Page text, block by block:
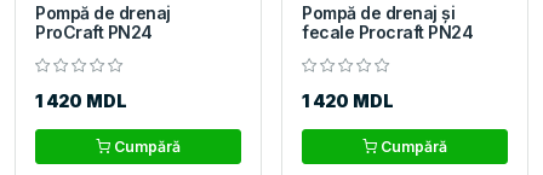
Pompă de drenaj
ProCraft PN24
1 420 MDL
Cumpără
Pompă de drenaj și
fecale Procraft PN24
1 420 MDL
Cumpără